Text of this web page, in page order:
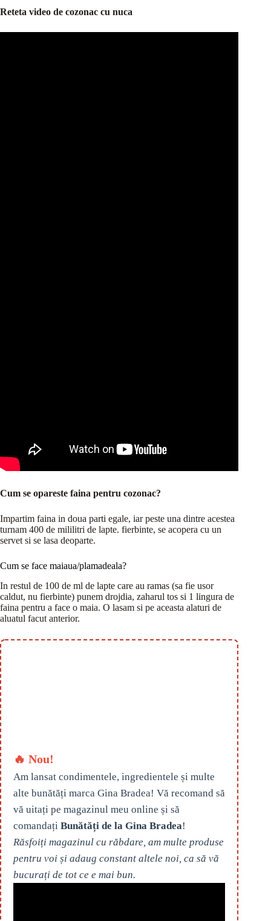
Reteta video de cozonac cu nuca
Cum se opareste faina pentru cozonac?
Impartim faina in doua parti egale, iar peste una dintre acestea
turnam 400 de mililitri de lapte. fierbinte, se acopera cu un
servet si se lasa deoparte.
Cum se face maiaua/plamadeala?
In restul de 100 de ml de lapte care au ramas (sa fie usor
caldut, nu fierbinte) punem drojdia, zaharul tos si 1 lingura de
faina pentru a face o maia. O lasam si pe aceasta alaturi de
aluatul facut anterior.
🔥 Nou!
Am lansat condimentele, ingredientele și multe
alte bunătăți marca Gina Bradea! Vă recomand să
vă uitați pe magazinul meu online și să
comandați Bunătăți de la Gina Bradea!
Răsfoiți magazinul cu răbdare, am multe produse
pentru voi și adaug constant altele noi, ca să vă
bucurați de tot ce e mai bun.